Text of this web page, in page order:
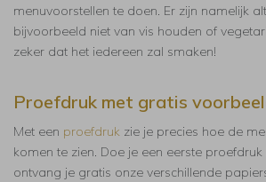
menuvoorstellen te doen. Er zijn namelijk
bijvoorbeeld niet van vis houden of
zeker dat het iedereen zal smaken!
Proefdruk met gratis
Met een proefdruk zie je precies hoe de
komen te zien. Doe je een eerste proefdruk
ontvang je gratis onze verschillende